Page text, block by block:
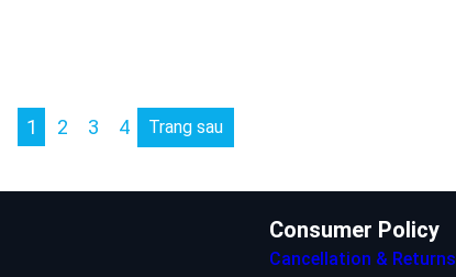
1 2 3 4 Trang sau
Consumer Policy
Cancellation & Returns